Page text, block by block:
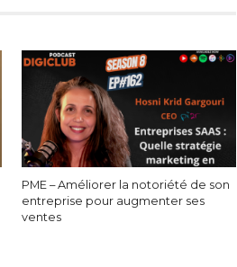
PME – Améliorer la notoriété de son
entreprise pour augmenter ses
ventes